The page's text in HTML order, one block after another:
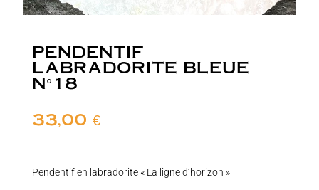
PENDENTIF
LABRADORITE BLEUE
N°18
33,00 €
Pendentif en labradorite « La ligne d’horizon »